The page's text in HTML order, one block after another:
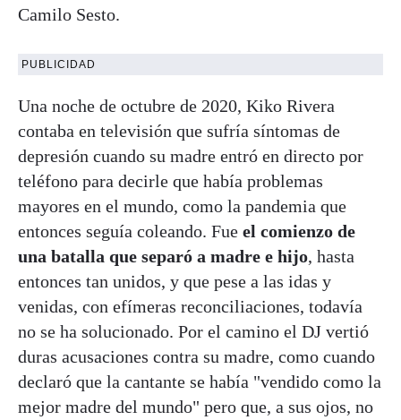
Camilo Sesto.
PUBLICIDAD
Una noche de octubre de 2020, Kiko Rivera
contaba en televisión que sufría síntomas de
depresión cuando su madre entró en directo por
teléfono para decirle que había problemas
mayores en el mundo, como la pandemia que
entonces seguía coleando. Fue el comienzo de
una batalla que separó a madre e hijo, hasta
entonces tan unidos, y que pese a las idas y
venidas, con efímeras reconciliaciones, todavía
no se ha solucionado. Por el camino el DJ vertió
duras acusaciones contra su madre, como cuando
declaró que la cantante se había "vendido como la
mejor madre del mundo" pero que, a sus ojos, no